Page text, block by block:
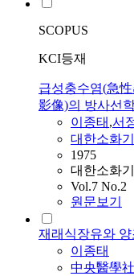
SCOPUS
KCI등재
급성충수염(急
影像)의 방사선
이종태 ,서
대한소화
1975
대한소화
Vol.7 No.2
원문보기
재래식장유와
이종태
中央醫學社